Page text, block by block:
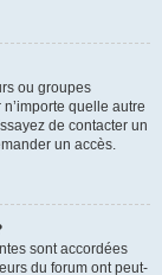
ou groupes
quelle autre
de contacter un
un accès.
sont accordées
du forum ont peut-